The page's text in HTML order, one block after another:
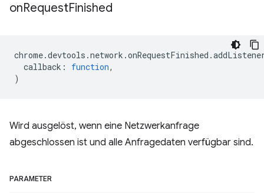
onRequestFinished
chrome.devtools .network .onRequestFinished .
callback : function,
)
Wird ausgelöst, wenn eine Netzwerkanfrage
abgeschlossen ist und alle Anfragedaten verfügbar sind.
PARAMETER